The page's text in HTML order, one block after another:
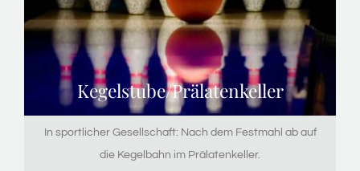
Kegelstube/Prälatenkeller
In sportlicher Gesellschaft: Nach dem Festmahl ab auf
die Kegelbahn im Prälatenkeller.